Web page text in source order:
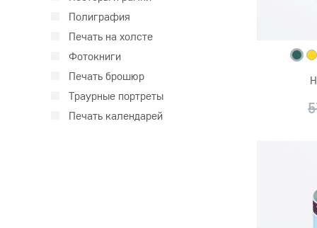
Полиграфия
Печать на холсте
Фотокниги
Печать брошюр
Траурные портреты
Печать календарей